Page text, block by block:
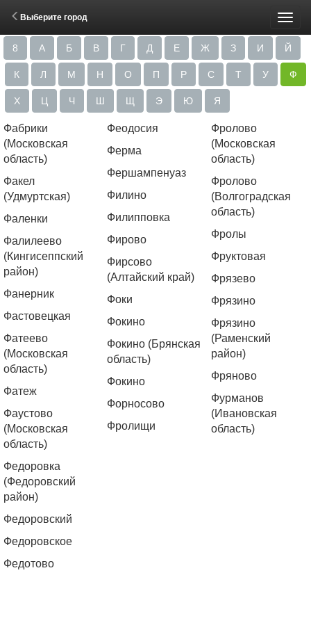
меню
Выберите город
8 А Б В Г Д Е Ж З И Й
К Л М Н О П Р С Т У Ф
Х Ц Ч Ш Щ Э Ю Я
Фабрики
(Московская
область)
Факел
(Удмуртская)
Фаленки
Фалилеево
(Кингисеппский
район)
Фанерник
Фастовецкая
Фатеево
(Московская
область)
Фатеж
Фаустово
(Московская
область)
Федоровка
(Федоровский
район)
Федоровский
Федоровское
Федотово
Феодосия
Ферма
Фершампенуаз
Филино
Филипповка
Фирово
Фирсово
(Алтайский край)
Фоки
Фокино
Фокино (Брянская
область)
Фокино
Форносово
Фролищи
Фролово
(Московская
область)
Фролово
(Волгоградская
область)
Фролы
Фруктовая
Фрязево
Фрязино
Фрязино
(Раменский
район)
Фряново
Фурманов
(Ивановская
область)